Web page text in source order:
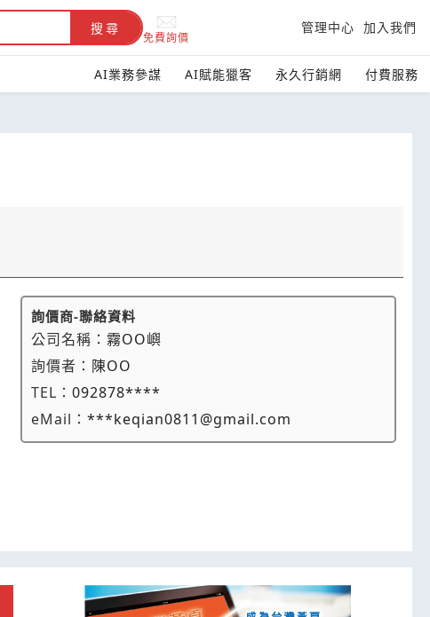
搜尋
免費詢價
管理中心 加入我們
AI業務參謀 AI賦能獵客 永久行銷網 付費服務
詢價商-聯絡資料
公司名稱：霧OO嶼
詢價者： 陳OO
TEL：092878****
eMail：***keqian0811@gmail.com